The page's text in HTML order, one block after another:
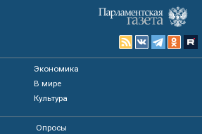
Экономика
В мире
Культура
Опросы